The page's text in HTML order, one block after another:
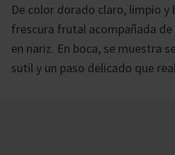
De color dorado claro, limpio y
frescura frutal acompañada
en nariz. En boca, se muestra
sutil y un paso delicado que